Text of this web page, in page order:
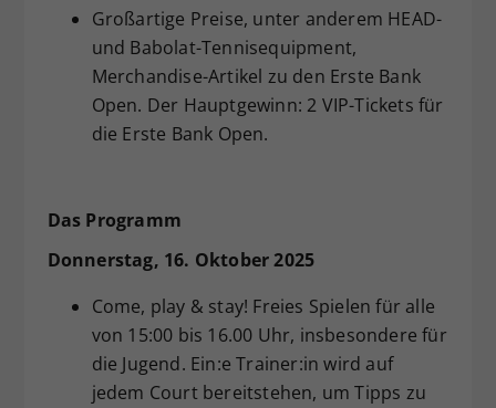
Großartige Preise, unter anderem HEAD-
und Babolat-Tennisequipment,
Merchandise-Artikel zu den Erste Bank
Open. Der Hauptgewinn: 2 VIP-Tickets für
die Erste Bank Open.
Das Programm
Donnerstag, 16. Oktober 2025
Come, play & stay! Freies Spielen für alle
von 15:00 bis 16.00 Uhr, insbesondere für
die Jugend. Ein:e Trainer:in wird auf
jedem Court bereitstehen, um Tipps zu